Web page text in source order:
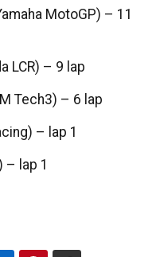
MotoGP) – 11
LCR) – 9 lap
Tech3) – 6 lap
– lap 1
– lap 1